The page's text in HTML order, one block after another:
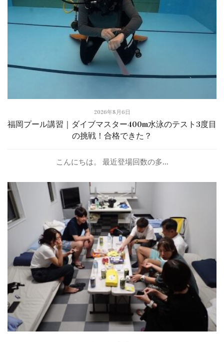
2026年8月6日
福岡プール講習｜ダイブマスター400m水泳のテスト3度目
の挑戦！合格できた？
こんにちは。 最近登場回数の多...